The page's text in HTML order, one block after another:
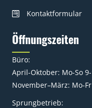
Kontaktformular
Öffnungszeiten
Büro:
April-Oktober: Mo-So
November–März: Mo-
Sprungbetrieb: